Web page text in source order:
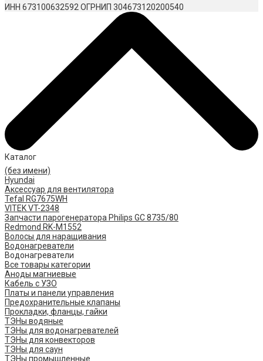
ИНН 673100632592 ОГРНИП 304673120200540
Каталог
(без имени)
Hyundai
Аксессуар для вентилятора
Tefal RG7675WH
VITEK VT-2348
Запчасти парогенератора Philips GC 8735/80
Redmond RK-M1552
Волосы для наращивания
Водонагреватели
Водонагреватели
Все товары категории
Аноды магниевые
Кабель с УЗО
Платы и панели управления
Предохранительные клапаны
Прокладки, фланцы, гайки
ТЭНы водяные
ТЭНы для водонагревателей
ТЭНы для конвекторов
ТЭНы для саун
ТЭНы промышленные